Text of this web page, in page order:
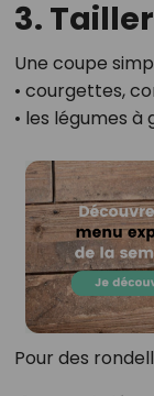
3.
Une coupe
• courgettes,
• les légumes à
Pour des